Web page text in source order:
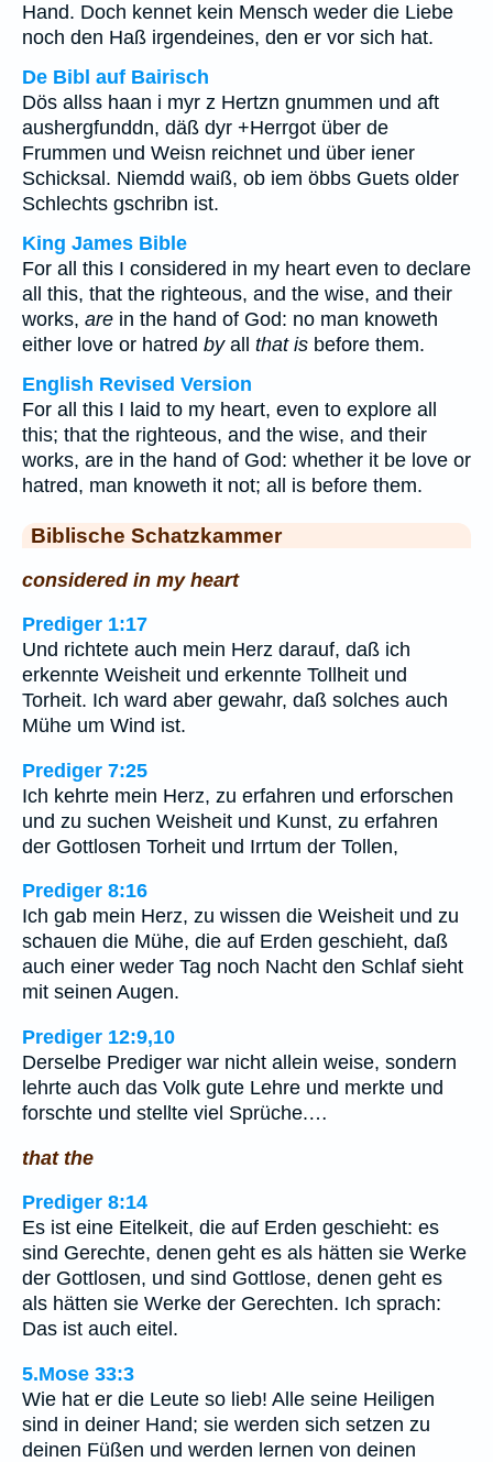
Hand. Doch kennet kein Mensch weder die Liebe
noch den Haß irgendeines, den er vor sich hat.
De Bibl auf Bairisch
Dös allss haan i myr z Hertzn gnummen und aft
aushergfunddn, däß dyr +Herrgot über de
Frummen und Weisn reichnet und über iener
Schicksal. Niemdd waiß, ob iem öbbs Guets older
Schlechts gschribn ist.
King James Bible
For all this I considered in my heart even to declare
all this, that the righteous, and the wise, and their
works, are in the hand of God: no man knoweth
either love or hatred byall that is before them.
English Revised Version
For all this I laid to my heart, even to explore all
this; that the righteous, and the wise, and their
works, are in the hand of God: whether it be love or
hatred, man knoweth it not; all is before them.
Biblische Schatzkammer
considered in my heart
Prediger 1:17
Und richtete auch mein Herz darauf, daß ich
erkennte Weisheit und erkennte Tollheit und
Torheit. Ich ward aber gewahr, daß solches auch
Mühe um Wind ist.
Prediger 7:25
Ich kehrte mein Herz, zu erfahren und erforschen
und zu suchen Weisheit und Kunst, zu erfahren
der Gottlosen Torheit und Irrtum der Tollen,
Prediger 8:16
Ich gab mein Herz, zu wissen die Weisheit und zu
schauen die Mühe, die auf Erden geschieht, daß
auch einer weder Tag noch Nacht den Schlaf sieht
mit seinen Augen.
Prediger 12:9,10
Derselbe Prediger war nicht allein weise, sondern
lehrte auch das Volk gute Lehre und merkte und
forschte und stellte viel Sprüche.…
that the
Prediger 8:14
Es ist eine Eitelkeit, die auf Erden geschieht: es
sind Gerechte, denen geht es als hätten sie Werke
der Gottlosen, und sind Gottlose, denen geht es
als hätten sie Werke der Gerechten. Ich sprach:
Das ist auch eitel.
5.Mose 33:3
Wie hat er die Leute so lieb! Alle seine Heiligen
sind in deiner Hand; sie werden sich setzen zu
deinen Füßen und werden lernen von deinen